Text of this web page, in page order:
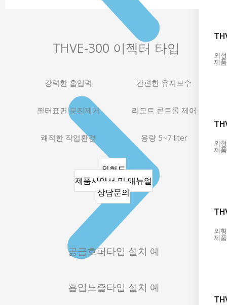
외
제
외
제
외
제
THVE-300 이젝터 타입
강력한 흡입력 간편한 유지보수
필터표면 분진제거 리모트 콘트롤 제어
쾌적한 작업환경 용량 5~7 liter
외형도
제품사양서 및 매뉴얼
상담문의
공급호퍼타입 설치 예
흡입노즐타입 설치 예